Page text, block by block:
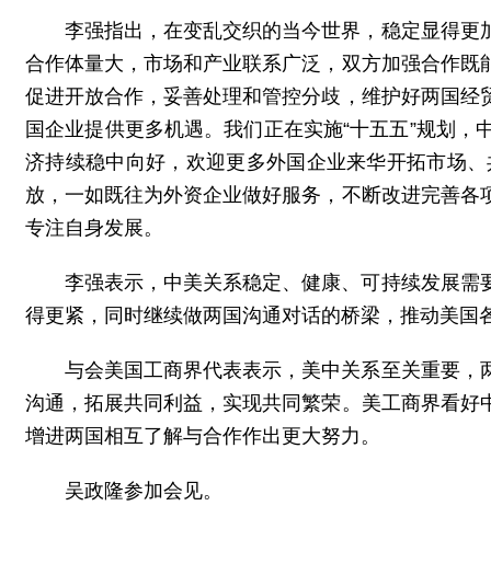
李强指出，在变乱交织的当今世界，稳定显得
合作体量大，市场和产业联系广泛，双方加强合作
促进开放合作，妥善处理和管控分歧，维护好两国
国企业提供更多机遇。我们正在实施“十五五”规划
济持续稳中向好，欢迎更多外国企业来华开拓市场
放，一如既往为外资企业做好服务，不断改进完善
专注自身发展。
李强表示，中美关系稳定、健康、可持续发展
得更紧，同时继续做两国沟通对话的桥梁，推动美
与会美国工商界代表表示，美中关系至关重要
沟通，拓展共同利益，实现共同繁荣。美工商界看
增进两国相互了解与合作作出更大努力。
吴政隆参加会见。